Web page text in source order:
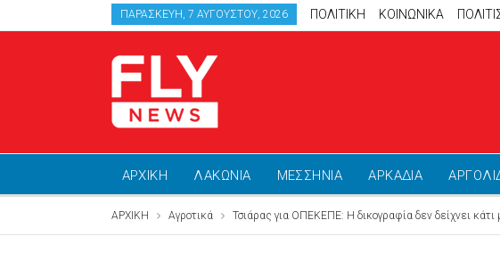
ΠΑΡΑΣΚΕΥΉ, 7 ΑΥΓΟΎΣΤΟΥ, 2026 ΠΟΛΙΤΙΚΗ ΚΟΙΝΩΝΙΚΑ
ΑΡΧΙΚΗ ΛΑΚΩΝΙΑ ΜΕΣΣΗΝΙΑ ΑΡΚΑΔΙΑ
ΑΡΧΙΚΗ Αγροτικά Τσιάρας για ΟΠΕΚΕΠΕ: Η δικογραφία δεν δείχνει